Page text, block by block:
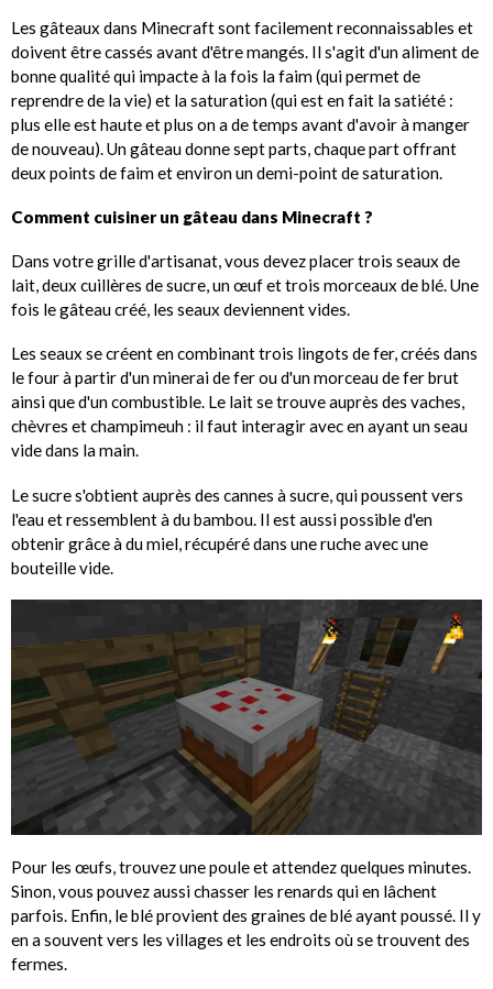
Les gâteaux dans Minecraft sont facilement reconnaissables et
doivent être cassés avant d'être mangés. Il s'agit d'un aliment de
bonne qualité qui impacte à la fois la faim (qui permet de
reprendre de la vie) et la saturation (qui est en fait la satiété :
plus elle est haute et plus on a de temps avant d'avoir à manger
de nouveau). Un gâteau donne sept parts, chaque part offrant
deux points de faim et environ un demi-point de saturation.
Comment cuisiner un gâteau dans Minecraft ?
Dans votre grille d'artisanat, vous devez placer trois seaux de
lait, deux cuillères de sucre, un œuf et trois morceaux de blé. Une
fois le gâteau créé, les seaux deviennent vides.
Les seaux se créent en combinant trois lingots de fer, créés dans
le four à partir d'un minerai de fer ou d'un morceau de fer brut
ainsi que d'un combustible. Le lait se trouve auprès des vaches,
chèvres et champimeuh : il faut interagir avec en ayant un seau
vide dans la main.
Le sucre s'obtient auprès des cannes à sucre, qui poussent vers
l'eau et ressemblent à du bambou. Il est aussi possible d'en
obtenir grâce à du miel, récupéré dans une ruche avec une
bouteille vide.
Pour les œufs, trouvez une poule et attendez quelques minutes.
Sinon, vous pouvez aussi chasser les renards qui en lâchent
parfois. Enfin, le blé provient des graines de blé ayant poussé. Il y
en a souvent vers les villages et les endroits où se trouvent des
fermes.